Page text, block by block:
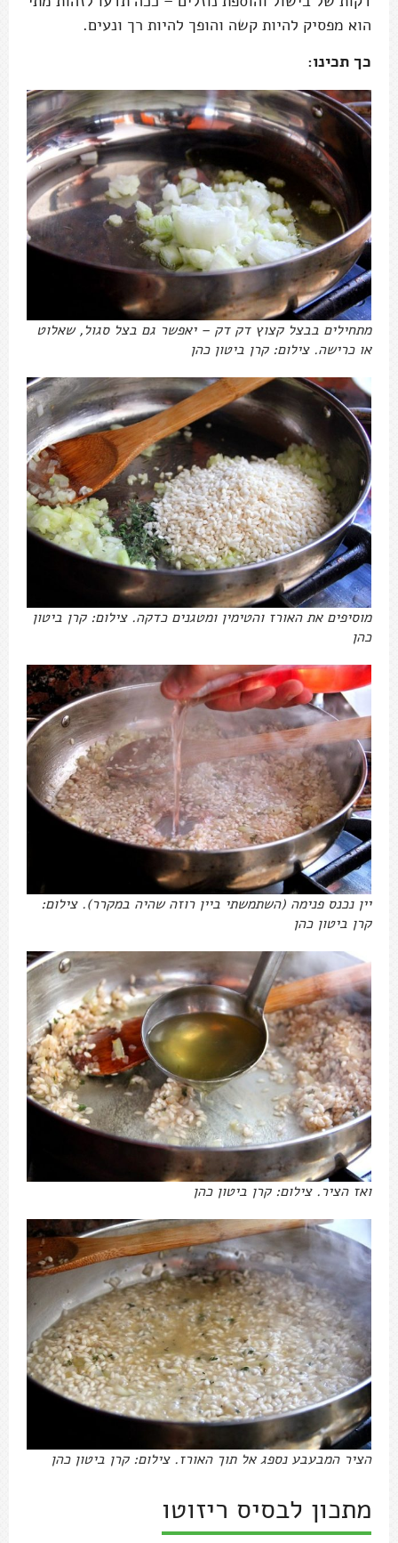
הוא מפסיק להיות קשה והופך להיות רך ונעים.
כך תכינו:
מתחילים בבצל קצוץ דק דק – יאפשר גם בצל סגול, שאלוט
או כרישה. צילום: קרן ביטון כהן
מוסיפים את האורז והטימין ומטגנים כדקה. צילום: קרן ביטון
כהן
יין נכנס פנימה (השתמשתי ביין רוזה שהיה במקרר). צילום:
קרן ביטון כהן
ואז הציר. צילום: קרן ביטון כהן
הציר המבעבע נספג אל תוך האורז. צילום: קרן ביטון כהן
מתכון לבסיס ריזוטו